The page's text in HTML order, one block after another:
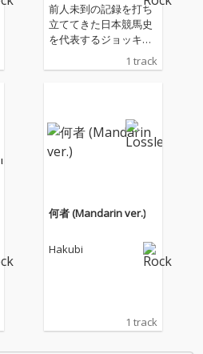
前人未到の記録を打ち
立ててきた日本競馬史
を代表するジョッキ
ー・武豊の、デビュー
40年を記念して開催さ
るムービー『The Derb
y Dream Goes ON〜鳴
りやまないダービーの
1 track
何者 (Mandarin ver.)
Hakubi
1 track